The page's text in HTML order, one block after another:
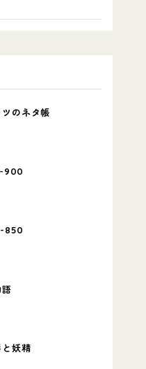
ツのネタ帳
900
850
語
と妖精